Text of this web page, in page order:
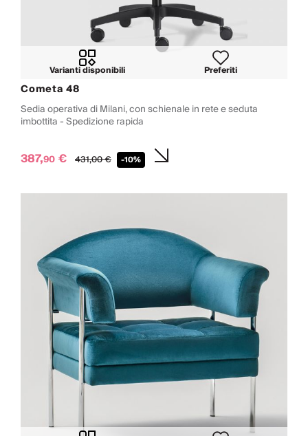
Varianti disponibili Preferiti
Cometa 48
Sedia operativa di Milani, con schienale in rete e seduta
imbottita - Spedizione rapida
387,90 € 431,00€ -10%